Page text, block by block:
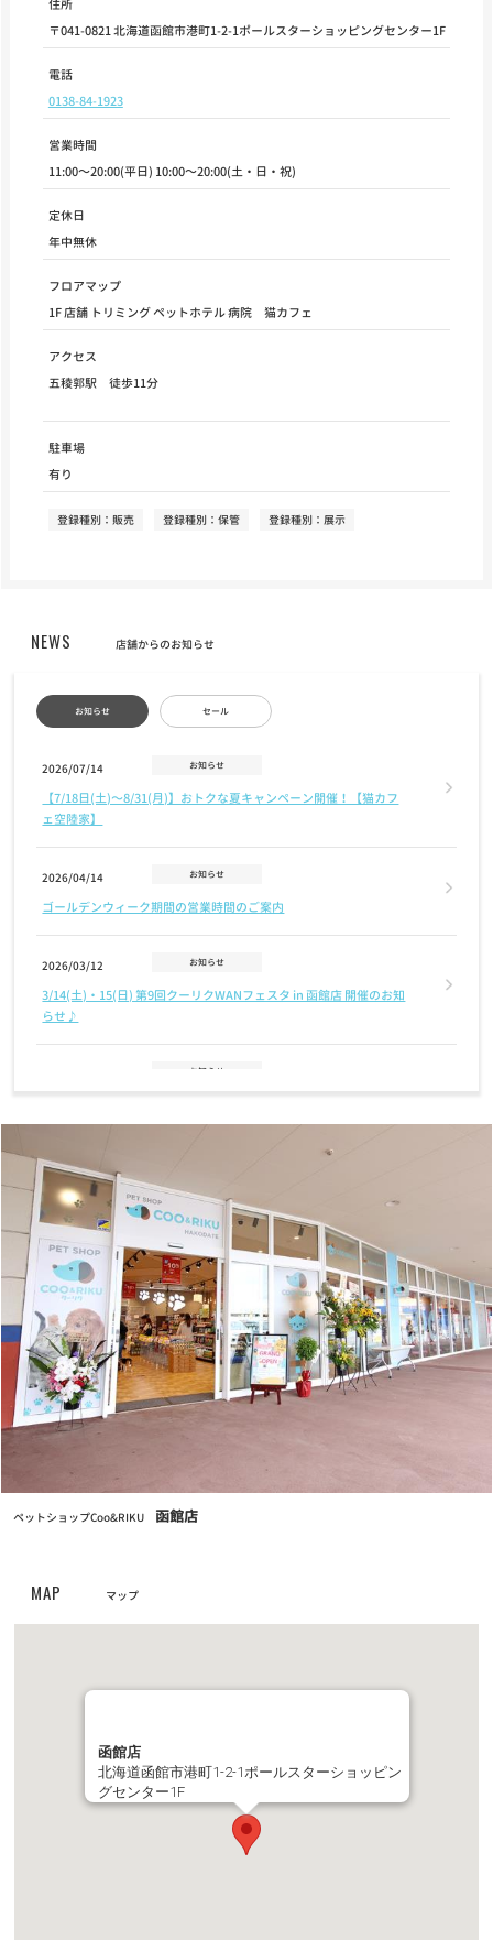
住所
〒041-0821 北海道函館市港町1-2-1ポールスターショッピングセンター1F
電話
0138-84-1923
営業時間
11:00～20:00(平日) 10:00～20:00(土・日・祝)
定休日
年中無休
フロアマップ
1F 店舗 トリミング ペットホテル 病院 猫カフェ
アクセス
五稜郭駅 徒歩11分
駐車場
有り
登録種別：販売 登録種別：保管 登録種別：展示
NEWS 店舗からのお知らせ
お知らせ セール
2026/07/14 お知らせ
【7/18日(土)〜8/31(月)】おトクな夏キャンペーン開催！【猫カフ
ェ空陸家】
2026/04/14 お知らせ
ゴールデンウィーク期間の営業時間のご案内
2026/03/12 お知らせ
3/14(土)・15(日) 第9回クーリクWANフェスタ in 函館店 開催のお知
らせ♪
お知らせ
2025/11/14
2026年クーリクカレンダー全国の店舗にて無料配布中！！
2025/11/03 お知らせ
【12/2(火)まで】クリスマスケーキ・おせちご予約受付中！
2025/07/01 お知らせ
7月1日(火) GRAND OPENING！奈良富雄南店
2024/11/12
【重要なお知らせ】クレジットカード情報最新化の再度のお願い
2024/04/25 お知らせ
2023/05/10
2023/03/27 お知らせ
2023/03/24 お知らせ
PROPACペットフード廃盤のご案内
ペットショップCoo&RIKU 函館店
MAP マップ
函館店
北海道函館市港町1-2-1ポールスターショッピン
グセンター1F